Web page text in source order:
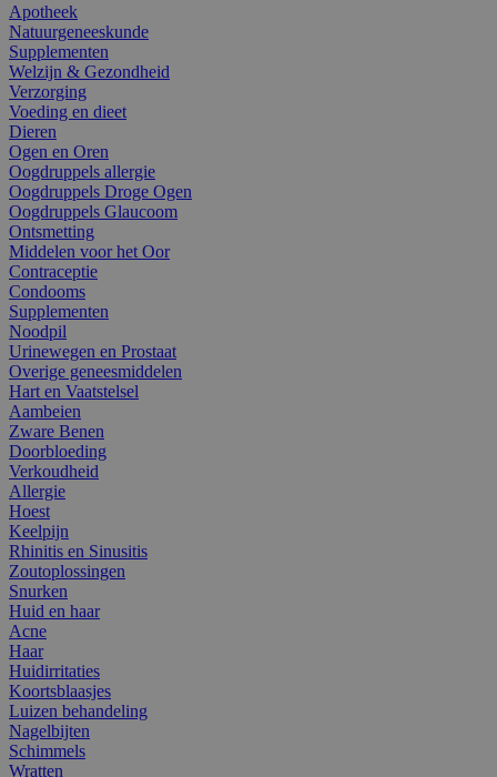
Apotheek
Natuurgeneeskunde
Supplementen
Welzijn & Gezondheid
Verzorging
Voeding en dieet
Dieren
Ogen en Oren
Oogdruppels allergie
Oogdruppels Droge Ogen
Oogdruppels Glaucoom
Ontsmetting
Middelen voor het Oor
Contraceptie
Condooms
Supplementen
Noodpil
Urinewegen en Prostaat
Overige geneesmiddelen
Hart en Vaatstelsel
Aambeien
Zware Benen
Doorbloeding
Verkoudheid
Allergie
Hoest
Keelpijn
Rhinitis en Sinusitis
Zoutoplossingen
Snurken
Huid en haar
Acne
Haar
Huidirritaties
Koortsblaasjes
Luizen behandeling
Nagelbijten
Schimmels
Wratten